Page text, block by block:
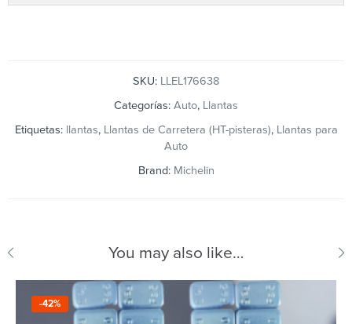
SKU: LLEL176638
Categorías: Auto, Llantas
Etiquetas: llantas, Llantas de Carretera (HT-pisteras), Llantas para
Auto
Brand: Michelin
You may also like…
-42%